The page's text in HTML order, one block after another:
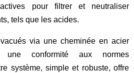
pour filtrer et neutraliser
tels que les acides.
via une cheminée en acier
une conformité aux normes
système, simple et robuste, offre